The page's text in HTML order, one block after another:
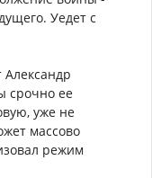
Уедет с
срочно ее
уже не
массово
режим